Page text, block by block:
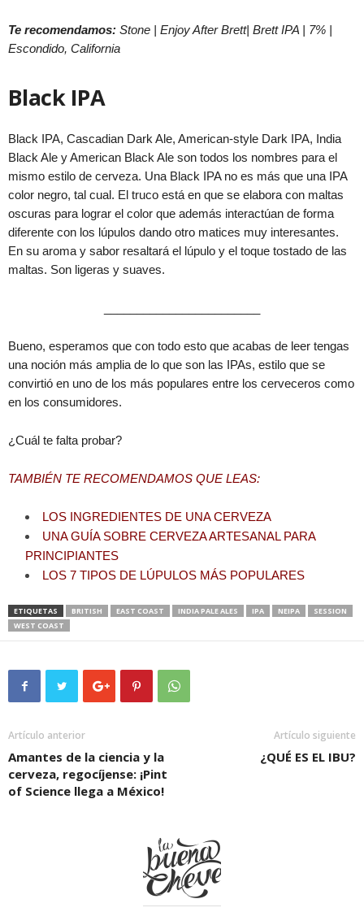
Te recomendamos: Stone | Enjoy After Brett| Brett IPA | 7% |
Escondido, California
Black IPA
Black IPA, Cascadian Dark Ale, American-style Dark IPA, India
Black Ale y American Black Ale son todos los nombres para el
mismo estilo de cerveza. Una Black IPA no es más que una IPA
color negro, tal cual. El truco está en que se elabora con maltas
oscuras para lograr el color que además interactúan de forma
diferente con los lúpulos dando otro matices muy interesantes.
En su aroma y sabor resaltará el lúpulo y el toque tostado de las
maltas. Son ligeras y suaves.
Bueno, esperamos que con todo esto que acabas de leer tengas
una noción más amplia de lo que son las IPAs, estilo que se
convirtió en uno de los más populares entre los cerveceros como
en los consumidores.
¿Cuál te falta probar?
TAMBIÉN TE RECOMENDAMOS QUE LEAS:
LOS INGREDIENTES DE UNA CERVEZA
UNA GUÍA SOBRE CERVEZA ARTESANAL PARA
PRINCIPIANTES
LOS 7 TIPOS DE LÚPULOS MÁS POPULARES
ETIQUETAS BRITISH EAST COAST INDIA PALE ALES IPA NEIPA
SESSION
WEST COAST
Artículo anterior
Amantes de la ciencia y la
cerveza, regocíjense: ¡Pint
of Science llega a México!
Artículo siguiente
¿QUÉ ES EL IBU?